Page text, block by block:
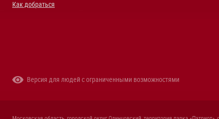
Как добраться
Версия для людей с ограниченными возможностями